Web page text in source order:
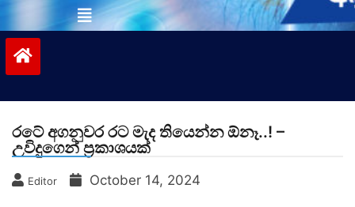
රටේ අගනුවර රට මැද තියෙන්න ඕනෑ..! –
උවිදුගෙන් ප්‍රකාශයක්
Editor October 14, 2024